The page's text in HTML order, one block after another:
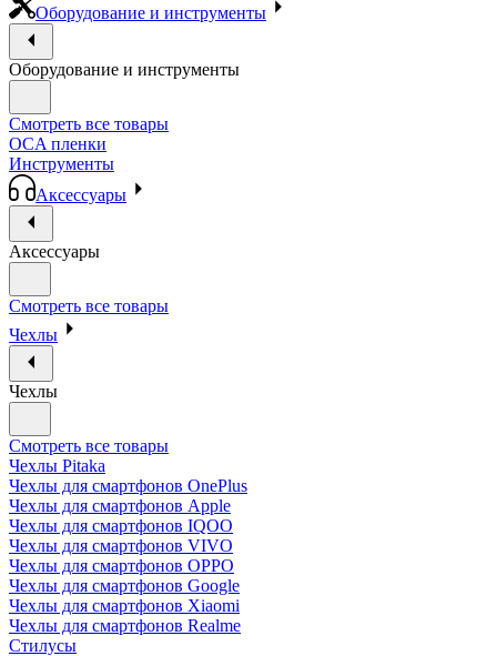
Оборудование и инструменты
Оборудование и инструменты
Смотреть все товары
OCA пленки
Инструменты
Аксессуары
Аксессуары
Смотреть все товары
Чехлы
Чехлы
Смотреть все товары
Чехлы Pitaka
Чехлы для смартфонов OnePlus
Чехлы для смартфонов Apple
Чехлы для смартфонов IQOO
Чехлы для смартфонов VIVO
Чехлы для смартфонов OPPO
Чехлы для смартфонов Google
Чехлы для смартфонов Xiaomi
Чехлы для смартфонов Realme
Стилусы